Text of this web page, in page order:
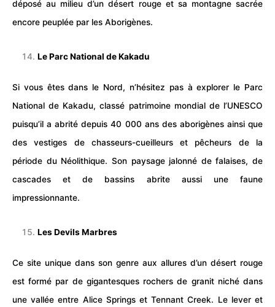
déposé au milieu d’un désert rouge et sa montagne sacrée
encore peuplée par les Aborigènes.
Le Parc National de Kakadu
Si vous êtes dans le Nord, n’hésitez pas à explorer le Parc
National de Kakadu, classé patrimoine mondial de l’UNESCO
puisqu’il a abrité depuis 40 000 ans des aborigènes ainsi que
des vestiges de chasseurs-cueilleurs et pêcheurs de la
période du Néolithique. Son paysage jalonné de falaises, de
cascades et de bassins abrite aussi une faune
impressionnante.
Les Devils Marbres
Ce site unique dans son genre aux allures d’un désert rouge
est formé par de gigantesques rochers de granit niché dans
une vallée entre Alice Springs et Tennant Creek. Le lever et